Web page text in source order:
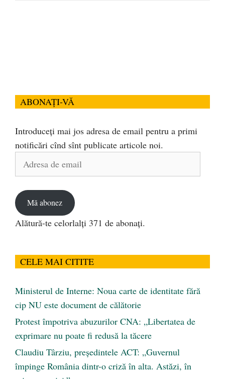
ABONAȚI-VĂ
Introduceți mai jos adresa de email pentru a primi
notificări cînd sînt publicate articole noi.
Mă abonez
Alătură-te celorlalți 371 de abonați.
CELE MAI CITITE
Ministerul de Interne: Noua carte de identitate fără
cip NU este document de călătorie
Protest împotriva abuzurilor CNA: „Libertatea de
exprimare nu poate fi redusă la tăcere
Claudiu Târziu, președintele ACT: „Guvernul
împinge România dintr-o criză în alta. Astăzi, în